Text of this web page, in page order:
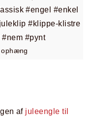
ophæng
af juleengle til